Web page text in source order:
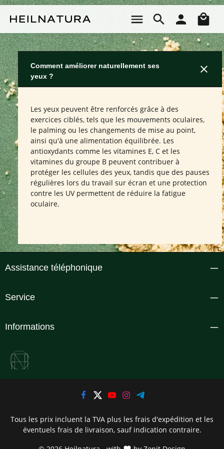
Comment améliorer naturellement ses
yeux ?
Les yeux peuvent être renforcés grâce à des
exercices ciblés, tels que les mouvements oculaires,
le palming ou les changements de mise au point,
ainsi qu'à une alimentation équilibrée. Les
antioxydants comme les vitamines E, C et les
vitamines du groupe B peuvent contribuer à
protéger les cellules des yeux, tandis que des pauses
régulières lors du travail sur écran et une protection
contre les UV permettent de réduire la fatigue
oculaire.
Assistance téléphonique
Service
Informations
Tous les prix incluent la TVA plus les frais d'expédition et les
éventuels frais de livraison, sauf indication contraire.